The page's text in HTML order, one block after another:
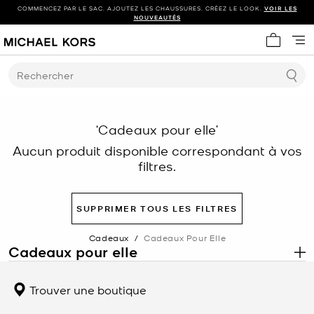
COMMENCEZ PAR LE SAC. AJOUTEZ LES CHAUSSURES. CRÉEZ LE LOOK. VOIR LES
NOUVEAUTÉS
Mon
Rechercher
‘Cadeaux pour elle’
Aucun produit disponible correspondant à vos
filtres.
SUPPRIMER TOUS LES FILTRES
Cadeaux / Cadeaux Pour Elle
Cadeaux pour elle .
qui inspirent votre vie, qu’il s’agisse de votre
grand-mère,tante oumeilleure amie
Trouver une boutique